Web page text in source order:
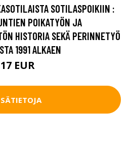
SOTILASPOIKIIN :
POIKATYÖN JA
HISTORIA SEKÄ PERINNETYÖ
1991 ALKAEN
17 EUR